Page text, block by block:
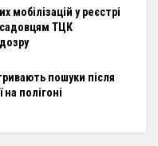
мобілізацій у реєстрі
ТЦК
пошуки після
на полігоні